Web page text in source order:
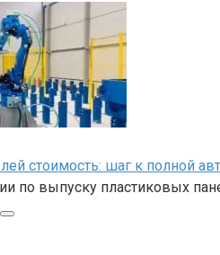
стоимость: шаг к полной
по выпуску пластиковых